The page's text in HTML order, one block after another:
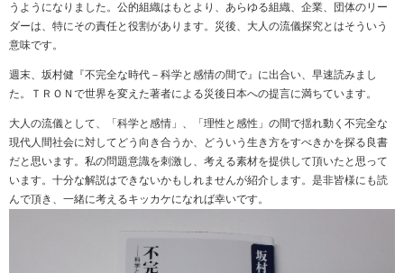
うようになりました。公的組織はもとより、あらゆる組織、企業、団体のリー
ダーは、特にその責任と役割があります。災後、大人の流儀探究とはそういう
意味です。
週末、坂村健『不完全な時代－科学と感情の間で』に出合い、早速読みまし
た。ＴＲＯＮで世界を変えた著者による災後日本への提言に満ちています。
大人の流儀として、「科学と感情」、「理性と感性」の間で揺れ動く不完全な
現代人間社会に対してどう向き合うか、どういう生き方をすべきかを探る良書
だと思います。私の問題意識を刺激し、考える素材を提供して頂いたと思って
います。十分な解説はできないかもしれませんが紹介します。是非皆様にも読
んで頂き、一緒に考えるキッカケになれば幸いです。